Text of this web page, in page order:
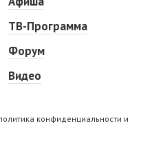
ТВ-Программа
Форум
Видео
конфиденциальности и